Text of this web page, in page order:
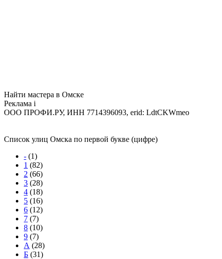
Найти мастера в Омске
Реклама i
ООО ПРОФИ.РУ, ИНН 7714396093, erid: LdtCKWmeo
Список улиц Омска по первой букве (цифре)
- (1)
1 (82)
2 (66)
3 (28)
4 (18)
5 (16)
6 (12)
7 (7)
8 (10)
9 (7)
А (28)
Б (31)